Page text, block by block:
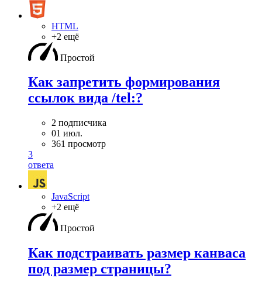
HTML
+2 ещё
Простой
Как запретить формирования
ссылок вида /tel:?
2 подписчика
01 июл.
361 просмотр
3
ответа
JavaScript
+2 ещё
Простой
Как подстраивать размер канваса
под размер страницы?